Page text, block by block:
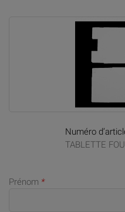
Numéro
TABLETTE
Prénom *